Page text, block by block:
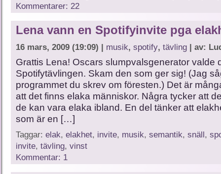
Kommentarer: 22
Lena vann en Spotifyinvite pga
16 mars, 2009 (19:09) | musik, spotify, tävling | av:
Grattis Lena! Oscars slumpvalsgenerator valde
Spotifytävlingen. Skam den som ger sig! (Jag
programmet du skrev om föresten.) Det är
att det finns elaka människor. Några tycker att
de kan vara elaka ibland. En del tänker att
som är en […]
Taggar: elak, elakhet, invite, musik, semantik, snäll,
invite, tävling, vinst
Kommentar: 1